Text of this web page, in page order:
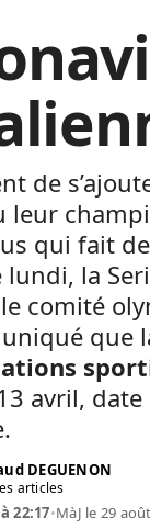
de
leur
qui fait
lundi, la
comité
que
avril,
DEGUENON
articles
22:17•MàJ le 29